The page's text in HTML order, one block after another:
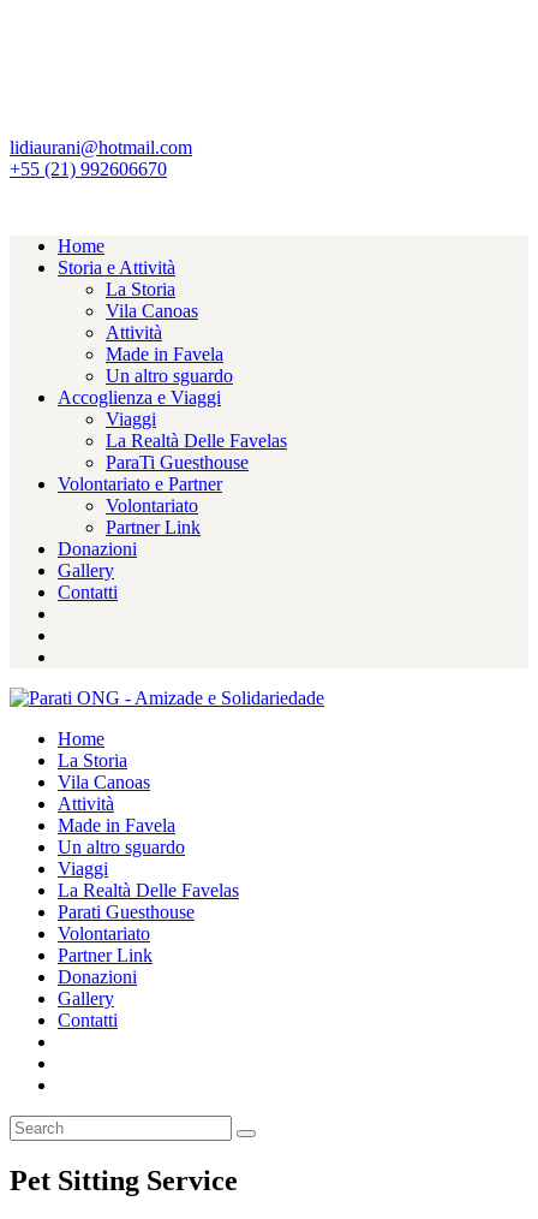
lidiaurani@hotmail.com
+55 (21) 992606670
Home
Storia e Attività
La Storia
Vila Canoas
Attività
Made in Favela
Un altro sguardo
Accoglienza e Viaggi
Viaggi
La Realtà Delle Favelas
ParaTi Guesthouse
Volontariato e Partner
Volontariato
Partner Link
Donazioni
Gallery
Contatti
Home
La Storia
Vila Canoas
Attività
Made in Favela
Un altro sguardo
Viaggi
La Realtà Delle Favelas
Parati Guesthouse
Volontariato
Partner Link
Donazioni
Gallery
Contatti
Pet Sitting Service